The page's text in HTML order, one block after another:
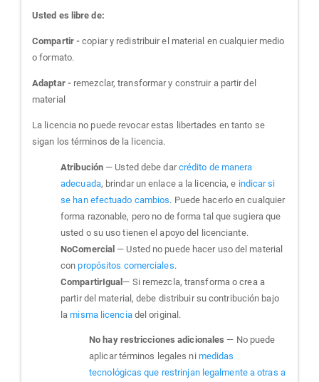
Usted es libre de:
Compartir -copiar y redistribuir el material en cualquier medio
o formato.
Adaptar -remezclar, transformar y construir a partir del
material
La licencia no puede revocar estas libertades en tanto se
sigan los términos de la licencia.
Atribución — Usted debe darcrédito de manera
adecuada, brindar un enlace a la licencia, e indicar si
se han efectuado cambios. Puede hacerlo en cualquier
forma razonable, pero no de forma tal que sugiera que
usted o su uso tienen el apoyo del licenciante.
NoComercial — Usted no puede hacer uso del material
conpropósitos comerciales.
CompartirIgual — Si remezcla, transforma o crea a
partir del material, debe distribuir su contribución bajo
lamisma licenciadel original.
No hay restricciones adicionales — No puede
aplicar términos legales ni medidas
tecnológicas que restrinjan legalmente a otras a